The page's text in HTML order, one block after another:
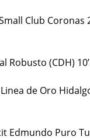
Club Coronas
Robusto (CDH)
de Oro
Edmundo Puro